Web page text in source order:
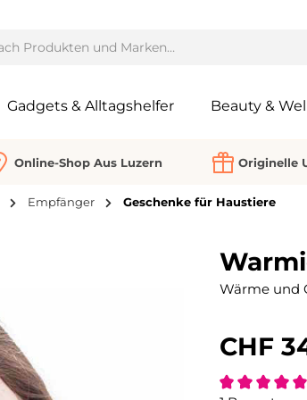
Gadgets & Alltagshelfer Beauty &
Online-Shop Aus Luzern Originelle
Empfänger Geschenke für Haustiere
Wärme und
CHF